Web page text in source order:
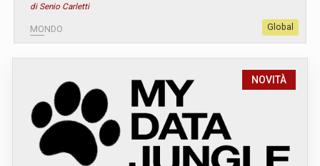
di Senio Carletti
MONDO Global
NOVITÀ